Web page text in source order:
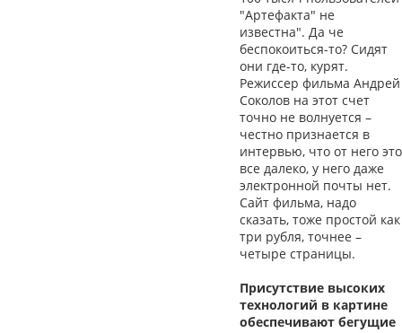
"Артефакта" не
известна". Да че
беспокоиться-то? Сидят
они где-то, курят.
Режиссер фильма Андрей
Соколов на этот счет
точно не волнуется –
честно признается в
интервью, что от него это
все далеко, у него даже
электронной почты нет.
Сайт фильма, надо
сказать, тоже простой как
три рубля, точнее –
четыре страницы.
Присутствие высоких
технологий в картине
обеспечивают бегущие